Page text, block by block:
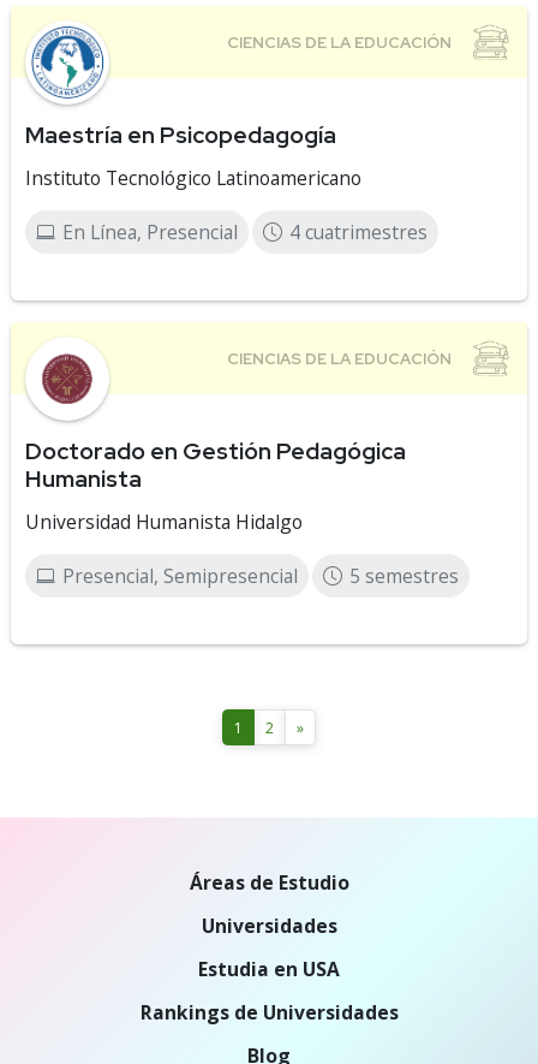
Maestría en Psicopedagogía
Instituto Tecnológico Latinoamericano
En Línea, Presencial 4 cuatrimestres
Doctorado en Gestión Pedagógica
Humanista
Universidad Humanista Hidalgo
Presencial, Semipresencial 5 semestres
1 2 »
Áreas de Estudio
Universidades
Estudia en USA
Rankings de Universidades
Blog